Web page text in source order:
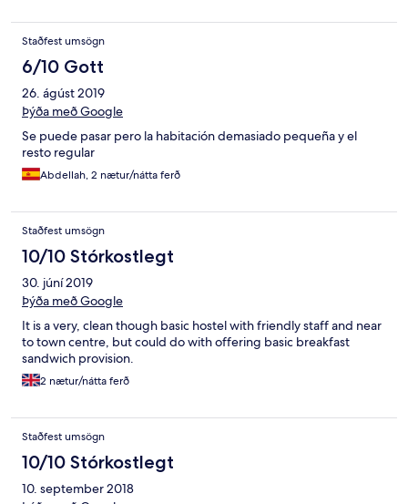
Staðfest umsögn
6/10 Gott
26. ágúst 2019
Þýða með Google
Se puede pasar pero la habitación demasiado pequeña y el
resto regular
Abdellah, 2 nætur/nátta ferð
Staðfest umsögn
10/10 Stórkostlegt
30. júní 2019
Þýða með Google
It is a very, clean though basic hostel with friendly staff and near
to town centre, but could do with offering basic breakfast
sandwich provision.
2 nætur/nátta ferð
Staðfest umsögn
10/10 Stórkostlegt
10. september 2018